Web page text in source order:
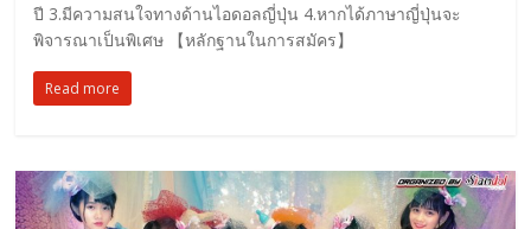
ปี 3.มีความสนใจทางด้านไอดอลญี่ปุ่น 4.หากได้ภาษาญี่ปุ่นจะ
พิจารณาเป็นพิเศษ 【หลักฐานในการสมัคร】
Read more